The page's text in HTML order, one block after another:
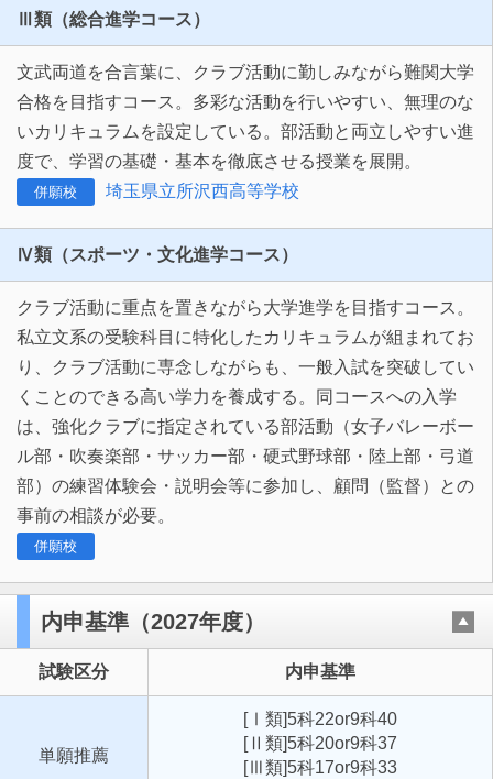
Ⅲ類（総合進学コース）
文武両道を合言葉に、クラブ活動に勤しみながら難関大学
合格を目指すコース。多彩な活動を行いやすい、無理のな
いカリキュラムを設定している。部活動と両立しやすい進
度で、学習の基礎・基本を徹底させる授業を展開。
併願校 埼玉県立所沢西高等学校
Ⅳ類（スポーツ・文化進学コース）
クラブ活動に重点を置きながら大学進学を目指すコース。
私立文系の受験科目に特化したカリキュラムが組まれてお
り、クラブ活動に専念しながらも、一般入試を突破してい
くことのできる高い学力を養成する。同コースへの入学
は、強化クラブに指定されている部活動（女子バレーボー
ル部・吹奏楽部・サッカー部・硬式野球部・陸上部・弓道
部）の練習体験会・説明会等に参加し、顧問（監督）との
事前の相談が必要。
併願校
内申基準（2027年度）
試験区分 内申基準
単願推薦
[Ⅰ類]5科22or9科40
[Ⅱ類]5科20or9科37
[Ⅲ類]5科17or9科33